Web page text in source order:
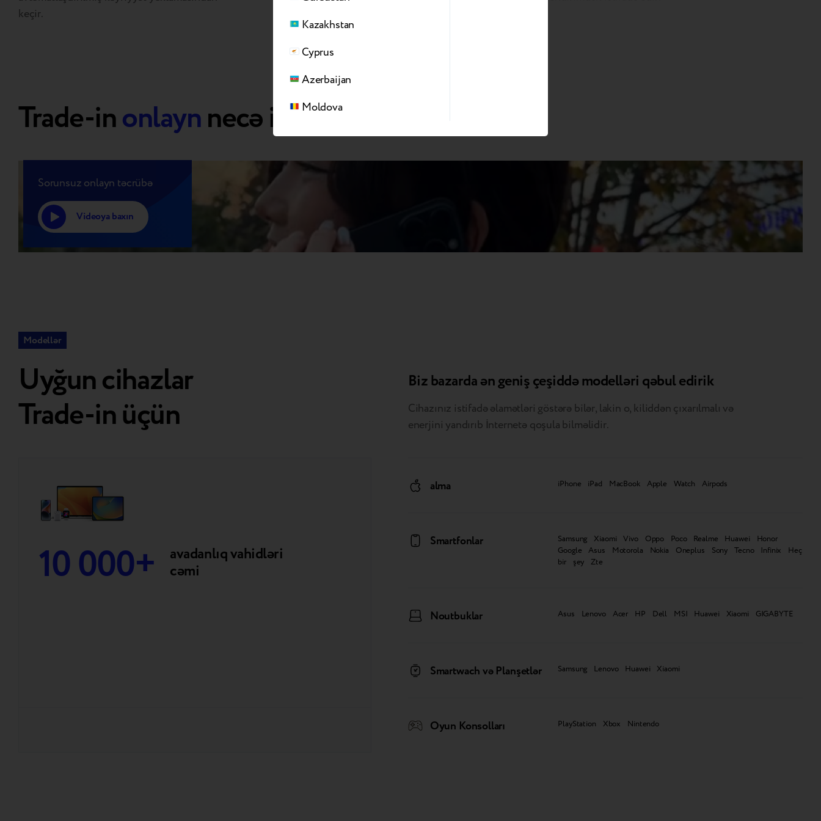
keçir.
Trade-inonlaynnecə işləyir
Sorunsuz onlayn təcrübə
Videoya baxın
Modellər
Uyğun cihazlar
Trade-in üçün
Biz bazarda ən geniş çeşiddə modelləri qəbul edirik
Cihazınız istifadə əlamətləri göstərə bilər, lakin o, kiliddən çıxarılmalı və
enerjini yandırıb İnternetə qoşula bilməlidir.
10 000+
avadanlıq vahidləri
cəmi
alma iPhone iPad MacBook Apple Watch Airpods
Smartfonlar
Samsung Xiaomi Vivo Oppo Poco Realme Huawei Honor
Google Asus Motorola Nokia Oneplus Sony Tecno Infinix Heç
bir şey Zte
Noutbuklar Asus Lenovo Acer HP Dell MSI Huawei Xiaomi GIGABYTE
Smartwach və Planşetlər Samsung Lenovo Huawei Xiaomi
Oyun Konsolları PlayStation Xbox Nintendo
Kazakhstan
Cyprus
Azerbaijan
Moldova